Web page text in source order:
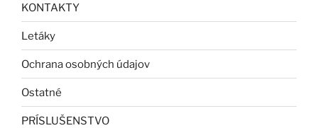
KONTAKTY
Letáky
Ochrana osobných údajov
Ostatné
PRÍSLUŠENSTVO